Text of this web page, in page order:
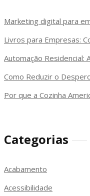
Marketing digital para
Livros para Empresas:
Automação Residencial:
Como Reduzir o
Por que a Cozinha
Categorias
Acabamento
Acessibilidade